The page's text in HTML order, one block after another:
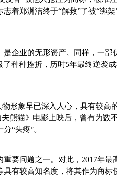
着郑渊洁终于“解救”了被“绑
企业的无形资产。同样，一部
种种挫折，历时5年最终逆袭
形象早已深入人心，具有较高
熊猫》电影上映后，曾有为数
“头疼”。
要问题之一。对此，2017年
有较高知名度，将其作为商标